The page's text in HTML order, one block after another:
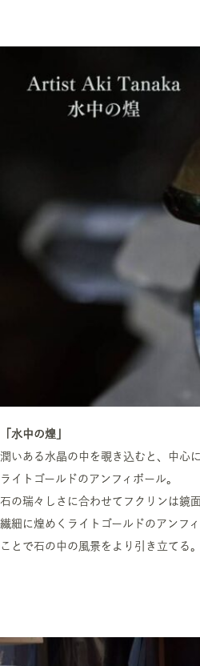
「水中の煌」
潤いある水晶の中を覗き込むと、中心
ライトゴールドのアンフィボール。
石の瑞々しさに合わせてフクリンは鏡
繊細に煌めくライトゴールドのアンフ
ことで石の中の風景をより引き立てる。